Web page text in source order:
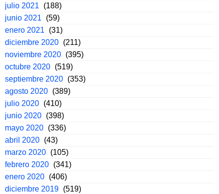
julio 2021
(188)
junio 2021
(59)
enero 2021
(31)
diciembre 2020 (211)
noviembre 2020 (395)
octubre 2020 (519)
septiembre 2020 (353)
agosto 2020 (389)
julio 2020 (410)
junio 2020 (398)
mayo 2020 (336)
abril 2020 (43)
marzo 2020 (105)
febrero 2020 (341)
enero 2020 (406)
diciembre 2019 (519)